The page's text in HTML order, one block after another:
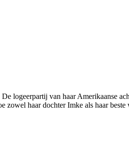
logeerpartij van haar Amerikaanse
haar dochter Imke als haar